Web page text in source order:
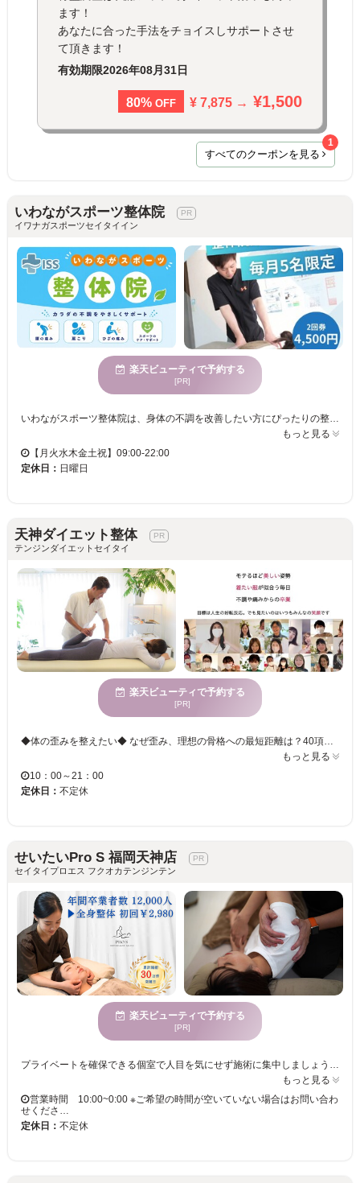
ます！
あなたに合った手法をチョイスしサポートさせ
て頂きます！
有効期限2026年08月31日
80% OFF ¥ 7,875 → ¥1,500
すべてのクーポンを見る
1
いわながスポーツ整体院
イワナガスポーツセイタイイン
楽天ビューティで予約する
[PR]
いわながスポーツ整体院は、身体の不調を改善したい方にぴったりの整体院です。心身が休まる場所として、リラックスできる空間が提供され、仕事やプライベートでも快適な生活を送るためのサポートをします。ボディケアに自信を持ち、身体の調子を整えて生活を前向きにすることを目指しています。看板犬が在籍しており、心も和む空間で日常の疲れを癒やしてください。特に女性から多くの支持を受けています。いわながスポーツ整体院では、安心して通える会員割があり、回数券はしておらず、一度に高額の出費をすることなく、無理のないペースで通うことが可能です。ぜひ、自分のペースで身体のメンテナンスをしに訪れてみてください。
もっと見る
【月火水木金土祝】09:00-22:00
定休日： 日曜日
天神ダイエット整体
テンジンダイエットセイタイ
楽天ビューティで予約する
[PR]
◆体の歪みを整えたい◆ なぜ歪み、理想の骨格への最短距離は？40項以上の全身検査とソフトな波動整体で根本的な原因を丁寧に矯正。痛みや不調、血流、自律神経などはもちろん美しい姿勢を追求する実力主義の美容整体です。 ◆サイズダウンを目指したい◆ 猫背、反り腰、下半身太り、骨盤の歪み、O脚、不良姿勢を根本から美しく。さらに無理のない食生活の改善や栄養分析、血糖値の評価やエクササイズ指導など、個人にあわせた丁寧なダイエットサポートも大好評です ◆体の痛み・不調を根本改善したい◆ 慢性肩こりや頭痛、腰痛、猫背、むくみ、自律神経など、その場しのぎの施術ではなく負担の原因になる姿勢や骨格の異常、神経系、血流、筋膜を優しく整えるエネルギー整体です。
もっと見る
10：00～21：00
定休日： 不定休
せいたいPro S 福岡天神店
セイタイプロエス フクオカテンジンテン
楽天ビューティで予約する
[PR]
もっと見る
営業時間 10:00~0:00 ※ご希望の時間が空いていない場合はお問い合わ
せくださ…
定休日： 不定休